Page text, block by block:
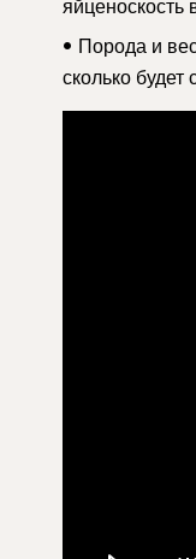
Порода и
сколько будет